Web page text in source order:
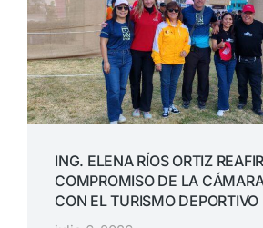
ING. ELENA RÍOS ORTIZ
COMPROMISO DE LA
CON EL TURISMO DEPORTIVO